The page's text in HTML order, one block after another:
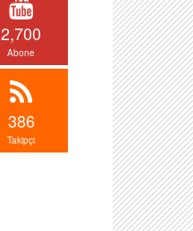
2,700
Abone
386
Takipçi